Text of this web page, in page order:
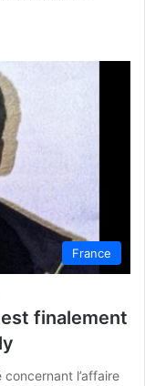
France
finalement
l’affaire